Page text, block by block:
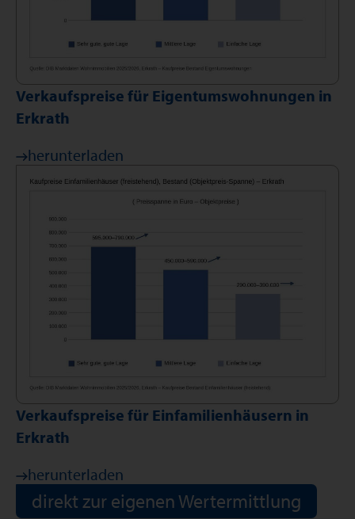
Verkaufspreise für Eigentumswohnungen in
Erkrath
herunterladen
Verkaufspreise für Einfamilienhäusern in
Erkrath
herunterladen
direkt zur eigenen Wertermittlung